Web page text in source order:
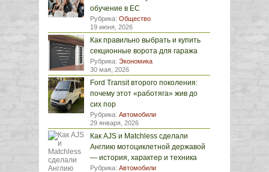
обучение в ЕС
Рубрика: Общество
19 июня, 2026
Как правильно выбрать и купить
секционные ворота для гаража
Рубрика: Экономика
30 мая, 2026
Ford Transit второго поколения:
почему этот «работяга» жив до
сих пор
Рубрика: Автомобили
29 января, 2026
Как AJS и Matchless сделали
Англию мотоциклетной державой
— история, характер и техника
Рубрика: Автомобили